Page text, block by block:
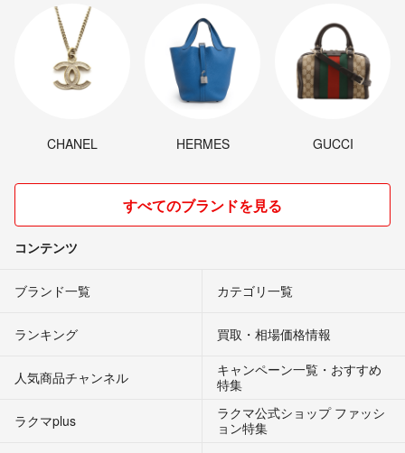
CHANEL HERMES GUCCI
すべてのブランドを見る
コンテンツ
ブランド一覧 カテゴリ一覧
ランキング 買取・相場価格情報
人気商品チャンネル
キャンペーン一覧・おすすめ
特集
ラクマplus
ラクマ公式ショップ ファッシ
ョン特集